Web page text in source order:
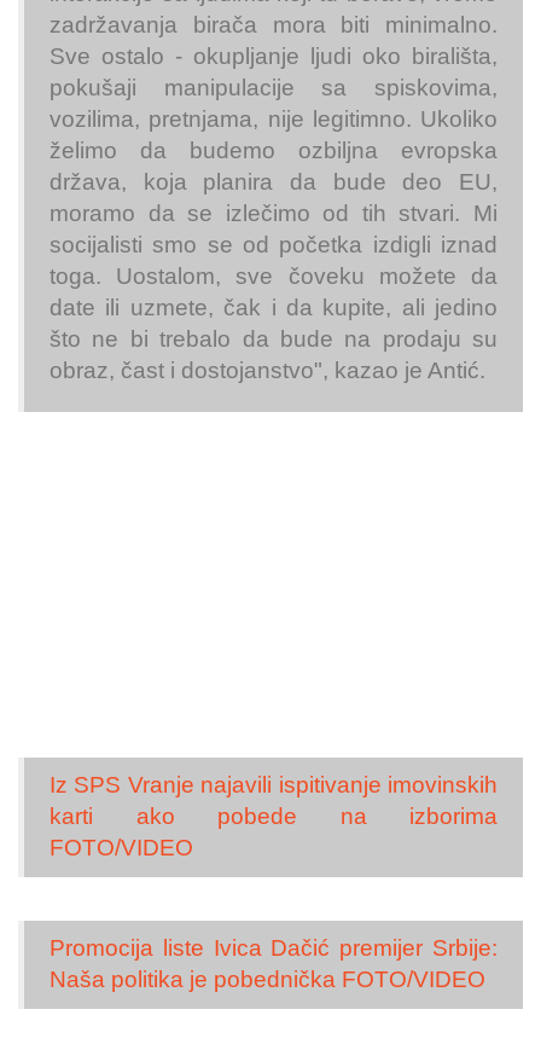
zadržavanja birača mora biti minimalno.
Sve ostalo - okupljanje ljudi oko birališta,
pokušaji manipulacije sa spiskovima,
vozilima, pretnjama, nije legitimno. Ukoliko
želimo da budemo ozbiljna evropska
država, koja planira da bude deo EU,
moramo da se izlečimo od tih stvari. Mi
socijalisti smo se od početka izdigli iznad
toga. Uostalom, sve čoveku možete da
date ili uzmete, čak i da kupite, ali jedino
što ne bi trebalo da bude na prodaju su
obraz, čast i dostojanstvo", kazao je Antić.
Iz SPS Vranje najavili ispitivanje imovinskih
karti ako pobede na izborima
FOTO/VIDEO
Promocija liste Ivica Dačić premijer Srbije:
Naša politika je pobednička FOTO/VIDEO